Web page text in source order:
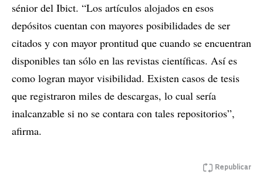
sénior del Ibict. “Los artículos alojados en esos
depósitos cuentan con mayores posibilidades de ser
citados y con mayor prontitud que cuando se encuentran
disponibles tan sólo en las revistas científicas. Así es
como logran mayor visibilidad. Existen casos de tesis
que registraron miles de descargas, lo cual sería
inalcanzable si no se contara con tales repositorios”,
afirma.
Republicar